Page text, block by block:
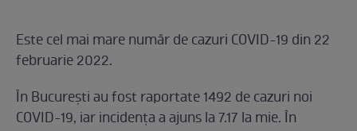
Este cel mai mare număr de cazuri COVID-19 din 22
februarie 2022.
În Bucureşti au fost raportate 1492 de cazuri noi
COVID-19, iar incidenţa a ajuns la 7.17 la mie. În